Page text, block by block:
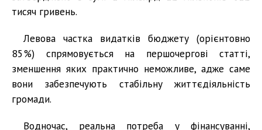
тисяч гривень.
Левова частка видатків бюджету (орієнтовно
85%) спрямовується на першочергові статті,
зменшення яких практично неможливе, адже саме
вони забезпечують стабільну життєдіяльність
громади.
Водночас, реальна потреба у фінансуванні,